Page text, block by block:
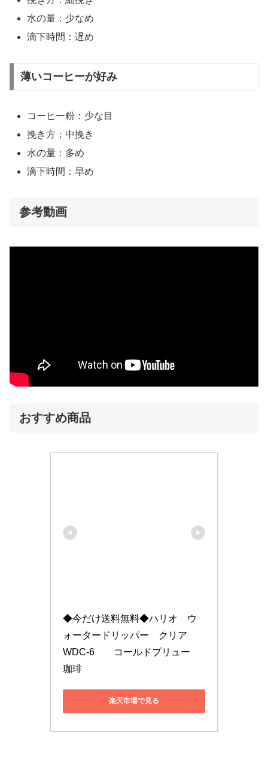
水の量：少なめ
滴下時間：遅め
薄いコーヒーが好み
コーヒー粉：少な目
挽き方：中挽き
水の量：多め
滴下時間：早め
参考動画
おすすめ商品
◆今だけ送料無料◆ハリオ　ウ
ォータードリッパー　クリア
WDC-6　　コールドブリュー
珈琲
楽天市場で見る